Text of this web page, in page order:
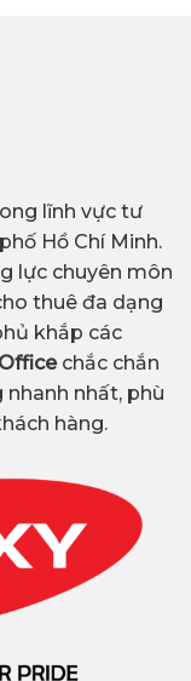
lĩnh vực tư
Hồ Chí Minh.
lực chuyên môn
thuê đa dạng
khắp các
chắc chắn
nhất, phù
hàng.